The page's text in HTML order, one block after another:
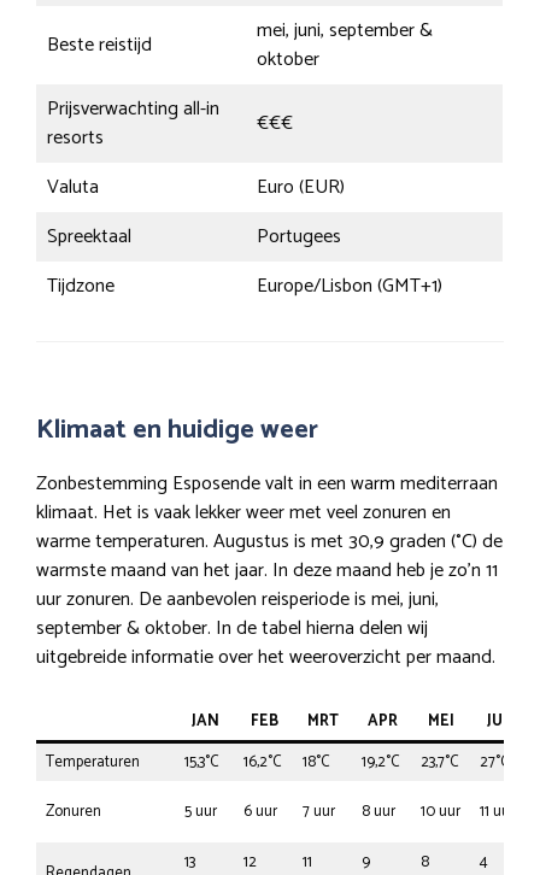
Beste reistijd
mei, juni, september &
oktober
Prijsverwachting all-in
resorts
€€€
Valuta
Euro (EUR)
Spreektaal
Portugees
Tijdzone
Europe/Lisbon (GMT+1)
Klimaat en huidige weer
Zonbestemming Esposende valt in een warm mediterraan
klimaat. Het is vaak lekker weer met veel zonuren en
warme temperaturen. Augustus is met 30,9 graden (°C) de
warmste maand van het jaar. In deze maand heb je zo’n 11
uur zonuren. De aanbevolen reisperiode is mei, juni,
september & oktober. In de tabel hierna delen wij
uitgebreide informatie over het weeroverzicht per maand.
JAN FEB MRT APR MEI
JUN
Temperaturen
15,3°C 16,2°C 18°C 19,2°C 23,7°C 27°C
Zonuren
5 uur 6 uur 7 uur 8 uur 10 uur 11 uur
13
12
11
9
8
4